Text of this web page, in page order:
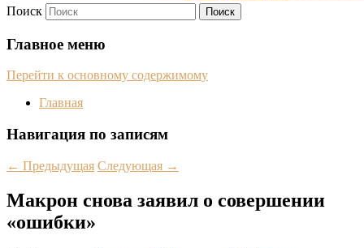
Поиск
Главное меню
Перейти к основному содержимому
Главная
Навигация по записям
← Предыдущая Следующая →
Макрон снова заявил о совершении
«ошибки»